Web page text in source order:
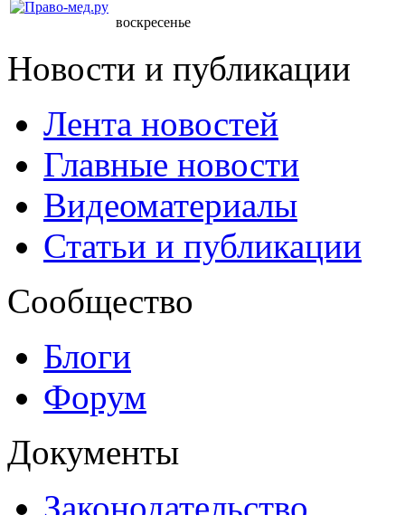
воскресенье
Новости и публикации
Лента новостей
Главные новости
Видеоматериалы
Статьи и публикации
Сообщество
Блоги
Форум
Документы